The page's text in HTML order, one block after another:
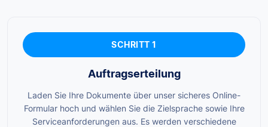
SCHRITT 1
Auftragserteilung
Laden Sie Ihre Dokumente über unser sicheres Online-
Formular hoch und wählen Sie die Zielsprache sowie Ihre
Serviceanforderungen aus. Es werden verschiedene